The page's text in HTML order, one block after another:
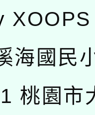
XOOPS
海國民
桃園市